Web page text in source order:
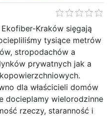
Kraków sięgają
tysiące metrów
stropodachów a
prywatnych jak a
dla właścicieli domów
docieplamy wielorodzinne
rzeczy, staranność i